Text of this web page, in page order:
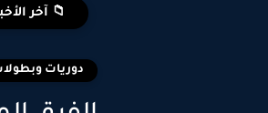
📁 آخر
دوريات